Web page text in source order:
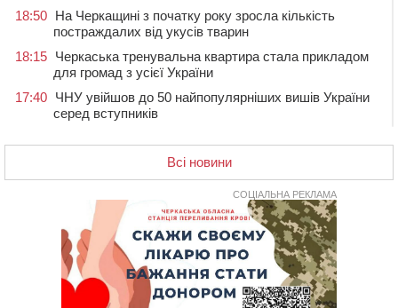
18:50 На Черкащині з початку року зросла кількість
постраждалих від укусів тварин
18:15 Черкаська тренувальна квартира стала прикладом
для громад з усієї України
17:40 ЧНУ увійшов до 50 найпопулярніших вишів України
серед вступників
контейнерний майданчик
16:32
Без розтину грудної клітки: у Черкасах 75-річній
пацієнтці замінили аортальний клапан
У Черкаському онкоцентрі встановили сонячну
електростанцію за понад пів мільйона гривень
У Київській області прощаються з полеглим на
фронті жителем Монастирищини
Всі новини
СОЦІАЛЬНА РЕКЛАМА